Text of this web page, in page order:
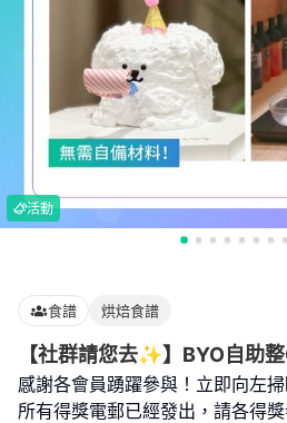
活動
食譜 烘焙食譜
【社群請您去✨】BYO自助
感謝各會員踴躍參與！立即向左掃
所有得獎電郵已經發出，請各得